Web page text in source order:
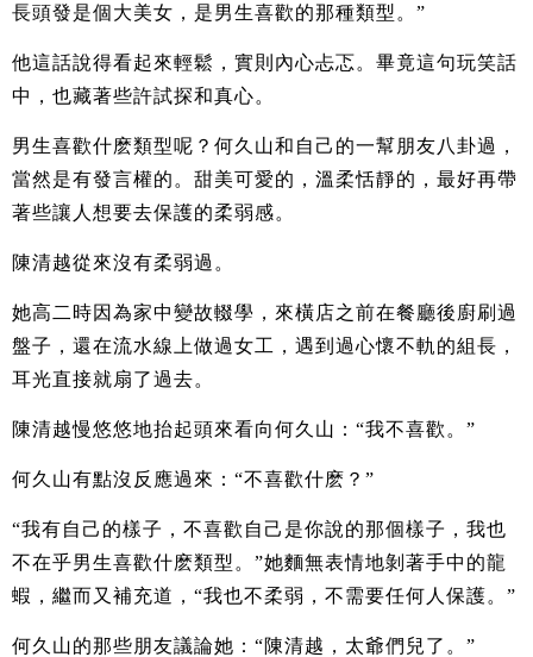
長頭發是個大美女，是男生喜歡的那種類型。”
他這話說得看起來輕鬆，實則內心忐忑。畢竟這句玩笑話
中，也藏著些許試探和真心。
男生喜歡什麽類型呢？何久山和自己的一幫朋友八卦過，
當然是有發言權的。甜美可愛的，溫柔恬靜的，最好再帶
著些讓人想要去保護的柔弱感。
陳清越從來沒有柔弱過。
她高二時因為家中變故輟學，來橫店之前在餐廳後廚刷過
盤子，還在流水線上做過女工，遇到過心懷不軌的組長，
耳光直接就扇了過去。
陳清越慢悠悠地抬起頭來看向何久山：“我不喜歡。”
何久山有點沒反應過來：“不喜歡什麽？”
“我有自己的樣子，不喜歡自己是你說的那個樣子，我也
不在乎男生喜歡什麽類型。”她麵無表情地剝著手中的龍
蝦，繼而又補充道，“我也不柔弱，不需要任何人保護。”
何久山的那些朋友議論她：“陳清越，太爺們兒了。”